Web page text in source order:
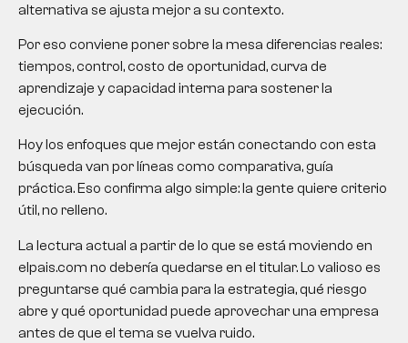
alternativa se ajusta mejor a su contexto.
Por eso conviene poner sobre la mesa diferencias reales:
tiempos, control, costo de oportunidad, curva de
aprendizaje y capacidad interna para sostener la
ejecución.
Hoy los enfoques que mejor están conectando con esta
búsqueda van por líneas como comparativa, guía
práctica. Eso confirma algo simple: la gente quiere criterio
útil, no relleno.
La lectura actual a partir de lo que se está moviendo en
elpais.com no debería quedarse en el titular. Lo valioso es
preguntarse qué cambia para la estrategia, qué riesgo
abre y qué oportunidad puede aprovechar una empresa
antes de que el tema se vuelva ruido.